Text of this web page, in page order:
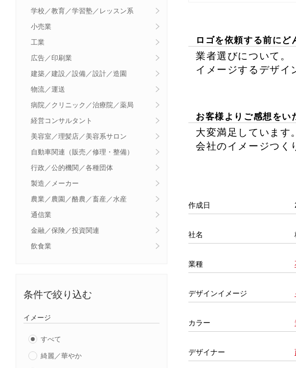
学校／教育／学習塾／レッスン系
小売業
工業
広告／印刷業
建築／建設／設備／設計／造園
物流／運送
病院／クリニック／治療院／薬局
経営コンサルタント
美容室／理髪店／美容系サロン
自動車関連（販売／修理・整備）
行政／公的機関／各種団体
製造／メーカー
農業／農園／酪農／畜産／水産
通信業
金融／保険／投資関連
飲食業
条件で絞り込む
イメージ
すべて
綺麗／華やか
ロゴを依頼する前にど
業者選びについて。
イメージするデザイ
お客様よりご感想をい
大変満足しています。
会社のイメージつく
作成日
社名
業種
デザインイメージ
カラー
デザイナー